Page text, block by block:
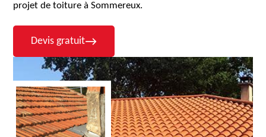
projet de toiture à Sommereux.
Devis gratuit